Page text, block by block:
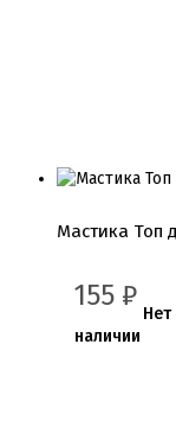
Мастика Топ
155 ₽
Нет
наличии